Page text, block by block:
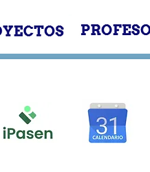
PROYECTOS